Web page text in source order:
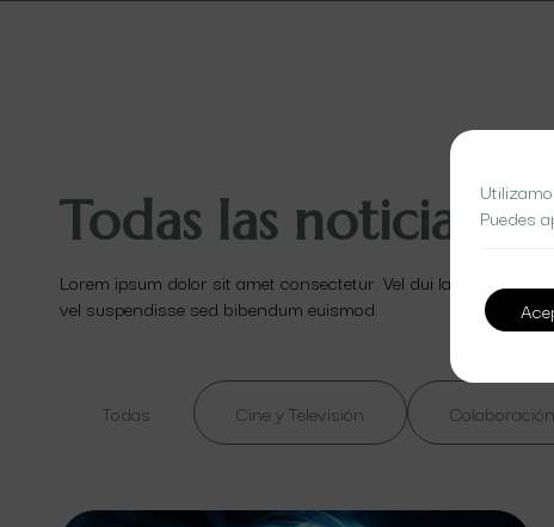
Todas las noticias
Lorem ipsum dolor sit amet consectetur. Vel dui lacinia id ut
vel suspendisse sed bibendum euismod.
Todas Cine y Televisión
Puedes